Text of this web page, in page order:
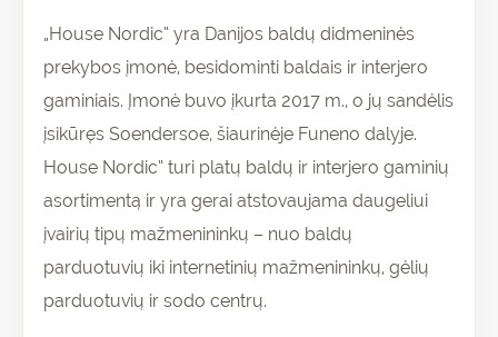
„House Nordic“ yra Danijos baldų didmeninės
prekybos įmonė, besidominti baldais ir interjero
gaminiais. Įmonė buvo įkurta 2017 m., o jų sandėlis
įsikūręs Soendersoe, šiaurinėje Funeno dalyje.
House Nordic“ turi platų baldų ir interjero gaminių
asortimentą ir yra gerai atstovaujama daugeliui
įvairių tipų mažmenininkų – nuo baldų
parduotuvių iki internetinių mažmenininkų, gėlių
parduotuvių ir sodo centrų.